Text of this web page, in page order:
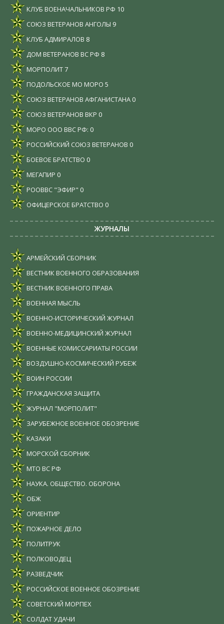
КЛУБ ВОЕНАЧАЛЬНИКОВ РФ 10
СОЮЗ ВЕТЕРАНОВ АНГОЛЫ 9
КЛУБ АДМИРАЛОВ 8
ДОМ ВЕТЕРАНОВ ВС РФ 8
МОРПОЛИТ7
ПОДОЛЬСКОЕ МО МОРО 5
СОЮЗ ВЕТЕРАНОВ АФГАНИСТАНА 0
СОЮЗ ВЕТЕРАНОВ ВКР 0
МОРО ООО ВВС РФ: 0
РОССИЙСКИЙ СОЮЗ ВЕТЕРАНОВ 0
БОЕВОЕ БРАТСТВО 0
МЕГАПИР 0
РООВВС "ЭФИР" 0
ОФИЦЕРСКОЕ БРАТСТВО 0
ЖУРНАЛЫ
АРМЕЙСКИЙ СБОРНИК
ВЕСТНИК ВОЕННОГО ОБРАЗОВАНИЯ
ВЕСТНИК ВОЕННОГО ПРАВА
ВОЕННАЯ МЫСЛЬ
ВОЕННО-ИСТОРИЧЕСКИЙ ЖУРНАЛ
ВОЕННО-МЕДИЦИНСКИЙ ЖУРНАЛ
ВОЕННЫЕ КОМИССАРИАТЫ РОССИИ
ВОЗДУШНО-КОСМИЧЕСКИЙ РУБЕЖ
ВОИН РОССИИ
ГРАЖДАНСКАЯ ЗАЩИТА
ЖУРНАЛ "МОРПОЛИТ"
ЗАРУБЕЖНОЕ ВОЕННОЕ ОБОЗРЕНИЕ
КАЗАКИ
МОРСКОЙ СБОРНИК
МТО ВС РФ
НАУКА. ОБЩЕСТВО. ОБОРОНА
ОБЖ
ОРИЕНТИР
ПОЖАРНОЕ ДЕЛО
ПОЛИТРУК
ПОЛКОВОДЕЦ
РАЗВЕДЧИК
РОССИЙСКОЕ ВОЕННОЕ ОБОЗРЕНИЕ
СОВЕТСКИЙ МОРПЕХ
СОЛДАТ УДАЧИ